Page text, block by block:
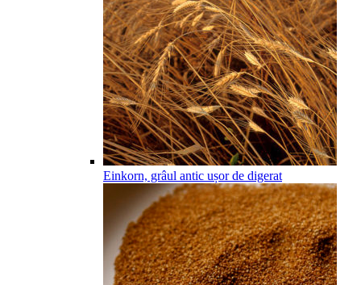
Einkorn, grâul antic ușor de digerat